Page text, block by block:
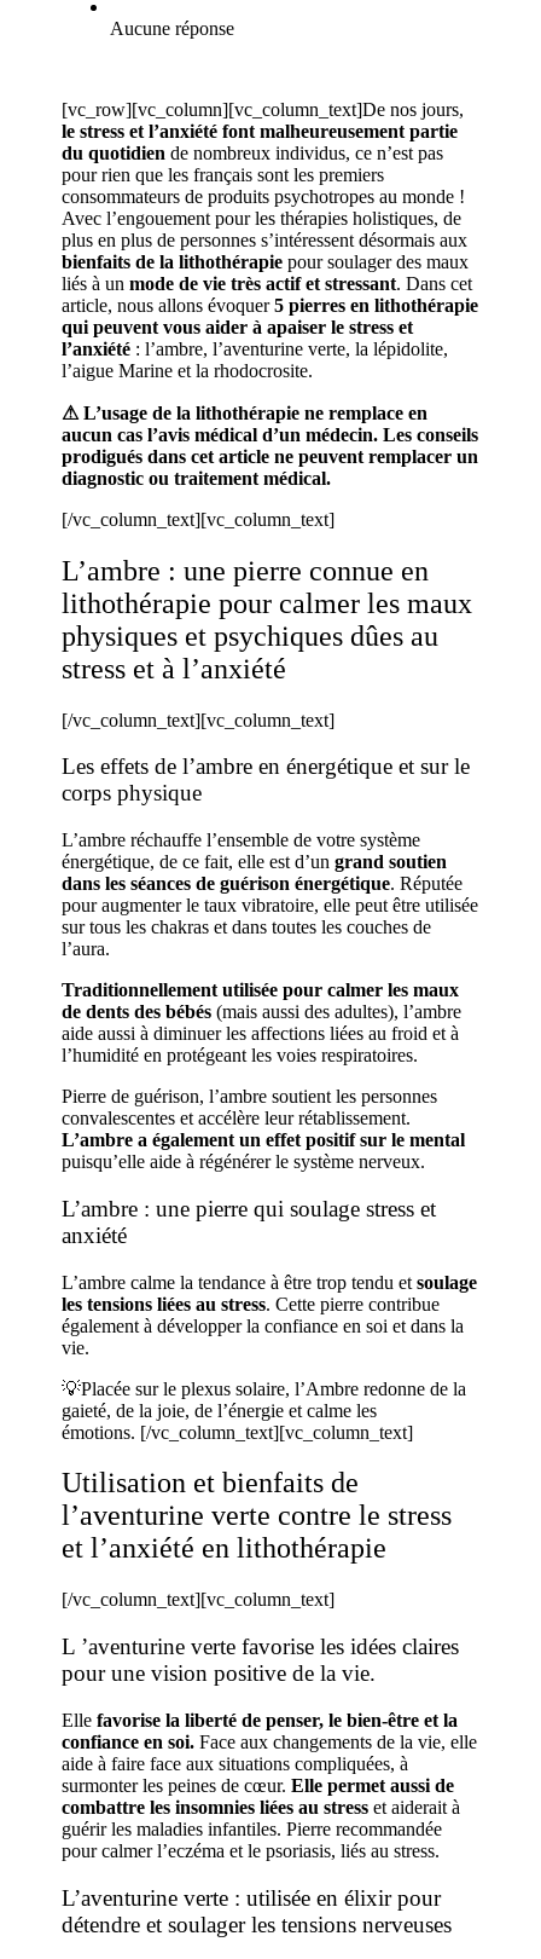
Aucune réponse
[vc_row][vc_column][vc_column_text]De nos jours,
le stress et l’anxiété font malheureusement partie
du quotidien de nombreux individus, ce n’est pas
pour rien que les français sont les premiers
consommateurs de produits psychotropes au monde !
Avec l’engouement pour les thérapies holistiques, de
plus en plus de personnes s’intéressent désormais aux
bienfaits de la lithothérapie pour soulager des maux
liés à unmode de vie très actif et stressant. Dans cet
article, nous allons évoquer5 pierres en lithothérapie
qui peuvent vous aider à apaiser le stress et
l’anxiété : l’ambre, l’aventurine verte, la lépidolite,
l’aigue Marine et la rhodocrosite.
⚠ L’usage de la lithothérapie ne remplace en
aucun cas l’avis médical d’un médecin. Les conseils
prodigués dans cet article ne peuvent remplacer un
diagnostic ou traitement médical.
[/vc_column_text][vc_column_text]
L’ambre : une pierre connue en
lithothérapie pour calmer les maux
physiques et psychiques dûes au
stress et à l’anxiété
[/vc_column_text][vc_column_text]
Les effets de l’ambre en énergétique et sur le
corps physique
L’ambre réchauffe l’ensemble de votre système
énergétique, de ce fait, elle est d’ungrand soutien
dans les séances de guérison énergétique. Réputée
pour augmenter le taux vibratoire, elle peut être utilisée
sur tous les chakras et dans toutes les couches de
l’aura.
Traditionnellement utilisée pour calmer les maux
de dents des bébés (mais aussi des adultes), l’ambre
aide aussi à diminuer les affections liées au froid et à
l’humidité en protégeant les voies respiratoires.
Pierre de guérison, l’ambre soutient les personnes
convalescentes et accélère leur rétablissement.
L’ambre a également un effet positif sur le mental
puisqu’elle aide à régénérer le système nerveux.
L’ambre : une pierre qui soulage stress et
anxiété
L’ambre calme la tendance à être trop tendu etsoulage
les tensions liées au stress. Cette pierre contribue
également à développer la confiance en soi et dans la
vie.
💡Placée sur le plexus solaire, l’Ambre redonne de la
gaieté, de la joie, de l’énergie et calme les
émotions. [/vc_column_text][vc_column_text]
Utilisation et bienfaits de
l’aventurine verte contre le stress
et l’anxiété en lithothérapie
[/vc_column_text][vc_column_text]
L ’aventurine verte favorise les idées claires
pour une vision positive de la vie.
Ellefavorise la liberté de penser, le bien-être et la
confiance en soi. Face aux changements de la vie, elle
aide à faire face aux situations compliquées, à
surmonter les peines de cœur.Elle permet aussi de
combattre les insomnies liées au stress et aiderait à
guérir les maladies infantiles. Pierre recommandée
pour calmer l’eczéma et le psoriasis, liés au stress.
L’aventurine verte : utilisée en élixir pour
détendre et soulager les tensions nerveuses